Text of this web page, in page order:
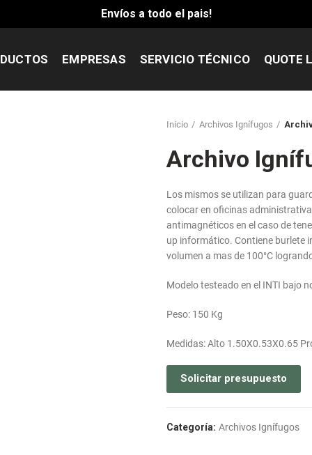
EMPRESAS SERVICIO TÉCNICO QUOTE
Inicio Archivos Ignífugos
Archivo
Los mismos se utilizan para
colocar en oficinas
antimagnéticos en el caso de
up informático. Contiene burlete
volumen a mas de 100°C
Modelo testeado en el INTI bajo
Peso: 150 Kg
Medidas: Alto 1.50X0.53X0.65
Solicitar presupuesto
Categoría: Archivos Ignífugos
Envíos a todo el pais!